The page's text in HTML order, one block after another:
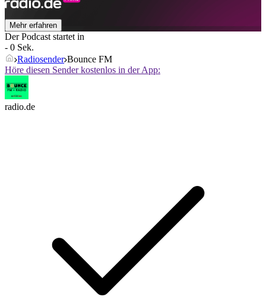
Mehr erfahren
Der Podcast startet in
- 0 Sek.
Radiosender Bounce FM
Höre diesen Sender kostenlos in der App:
radio.de